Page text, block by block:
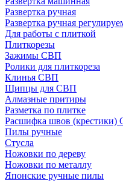
Развертка ручная
Развертка ручная
Для работы с плиткой
Плиткорезы
Зажимы СВП
Ролики для плиткореза
Клинья СВП
Щипцы для СВП
Алмазные притиры
Разметка по плитке
Расшифка швов (крестики)
Пилы ручные
Стусла
Ножовки по дереву
Ножовки по металлу
Японские ручные пилы